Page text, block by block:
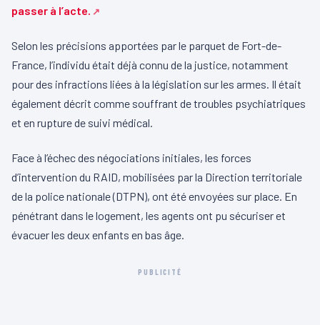
passer à l’acte.
Selon les précisions apportées par le parquet de Fort-de-
France, l’individu était déjà connu de la justice, notamment
pour des infractions liées à la législation sur les armes. Il était
également décrit comme souffrant de troubles psychiatriques
et en rupture de suivi médical.
Face à l’échec des négociations initiales, les forces
d’intervention du RAID, mobilisées par la Direction territoriale
de la police nationale (DTPN), ont été envoyées sur place. En
pénétrant dans le logement, les agents ont pu sécuriser et
évacuer les deux enfants en bas âge.
PUBLICITÉ